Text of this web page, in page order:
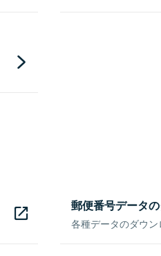
郵便番号データ
各種データのダウン